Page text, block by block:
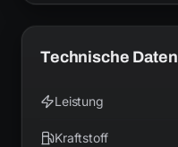
Technische Daten
Leistung
Kraftstoff